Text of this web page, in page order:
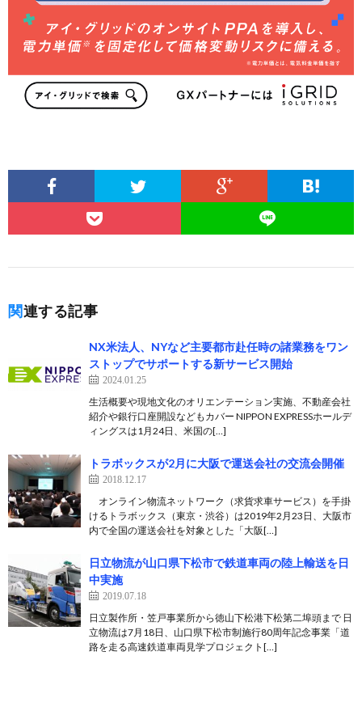
関連する記事
NX米法人、NYなど主要都市赴任時の諸業務をワン
ストップでサポートする新サービス開始
2024.01.25
生活概要や現地文化のオリエンテーション実施、不動産会社
紹介や銀行口座開設などもカバー NIPPON EXPRESSホールデ
ィングスは1月24日、米国の[…]
トラボックスが2月に大阪で運送会社の交流会開催
2018.12.17
オンライン物流ネットワーク（求貨求車サービス）を手掛
けるトラボックス（東京・渋谷）は2019年2月23日、大阪市
内で全国の運送会社を対象とした「大阪[…]
日立物流が山口県下松市で鉄道車両の陸上輸送を日
中実施
2019.07.18
日立製作所・笠戸事業所から徳山下松港下松第二埠頭まで 日
立物流は7月18日、山口県下松市制施行80周年記念事業「道
路を走る高速鉄道車両見学プロジェクト[…]